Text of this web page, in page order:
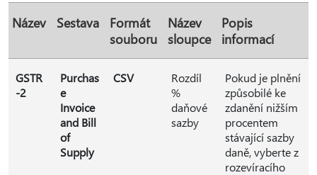
Název Sestava
Formát
souboru
Název
sloupce
Popis
informací
GSTR
-2
Purchas
e
Invoice
and Bill
of
Supply
CSV
Rozdíl
%
daňové
sazby
Pokud je plnění
způsobilé ke
zdanění nižším
procentem
stávající sazby
daně, vyberte z
rozevíracího